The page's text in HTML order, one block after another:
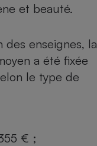
et beauté.
des enseignes, la
a été fixée
le type de
€ ;